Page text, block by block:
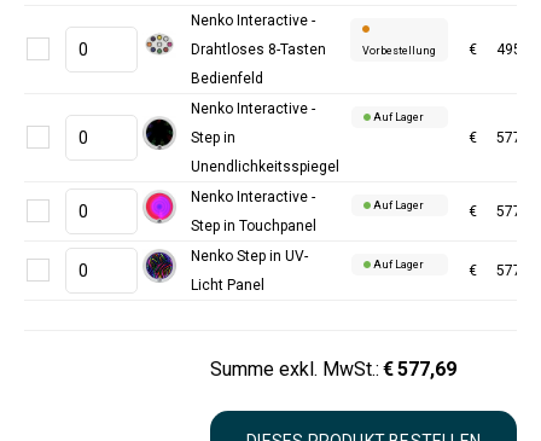
Nenko Interactive -
Drahtloses 8-Tasten
Bedienfeld
Vorbestellung € 495,04
Nenko Interactive -
Step in
Unendlichkeitsspiegel
Auf Lager
€ 577,69
Nenko Interactive -
Step in Touchpanel
Auf Lager € 577,69
Nenko Step in UV-
Licht Panel
Auf Lager € 577,69
Summe exkl. MwSt.: €577,69